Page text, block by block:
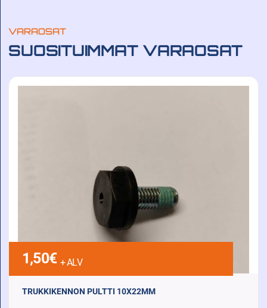
VARAOSAT
SUOSITUIMMAT VARAOSAT
1,50€ + ALV
TRUKKIKENNON PULTTI 10X22MM